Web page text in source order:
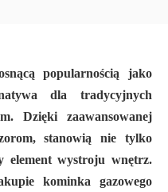
popularnością jako
dla tradycyjnych
Dzięki zaawansowanej
stanowią nie tylko
element wystroju wnętrz.
kominka gazowego